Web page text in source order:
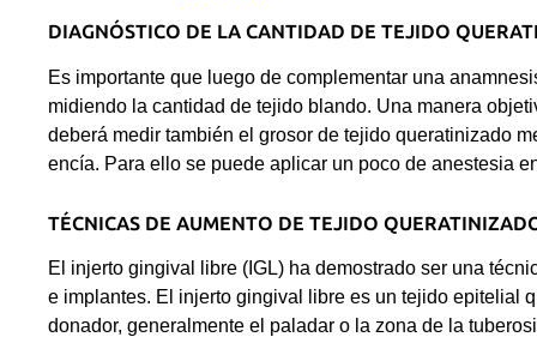
DIAGNÓSTICO DE LA CANTIDAD DE TEJIDO
Es importante que luego de complementar una
midiendo la cantidad de tejido blando. Una manera
deberá medir también el grosor de tejido queratinizado
encía. Para ello se puede aplicar un poco de anestesia
TÉCNICAS DE AUMENTO DE TEJIDO
El injerto gingival libre (IGL) ha demostrado ser una
e implantes. El injerto gingival libre es un tejido epitelial
donador, generalmente el paladar o la zona de la